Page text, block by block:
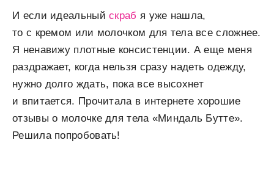
И если идеальныйскраб я уже нашла,
то с кремом или молочком для тела все сложнее.
Я ненавижу плотные консистенции. А еще меня
раздражает, когда нельзя сразу надеть одежду,
нужно долго ждать, пока все высохнет
и впитается. Прочитала в интернете хорошие
отзывы о молочке для тела «Миндаль Бутте».
Решила попробовать!